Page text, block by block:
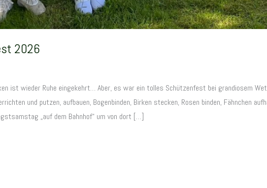
2026
ist wieder Ruhe eingekehrt… Aber, es war ein tolles Schützenfest bei grandiosem
und putzen, aufbauen, Bogenbinden, Birken stecken, Rosen binden, Fähnchen
„auf dem Bahnhof“ um von dort […]